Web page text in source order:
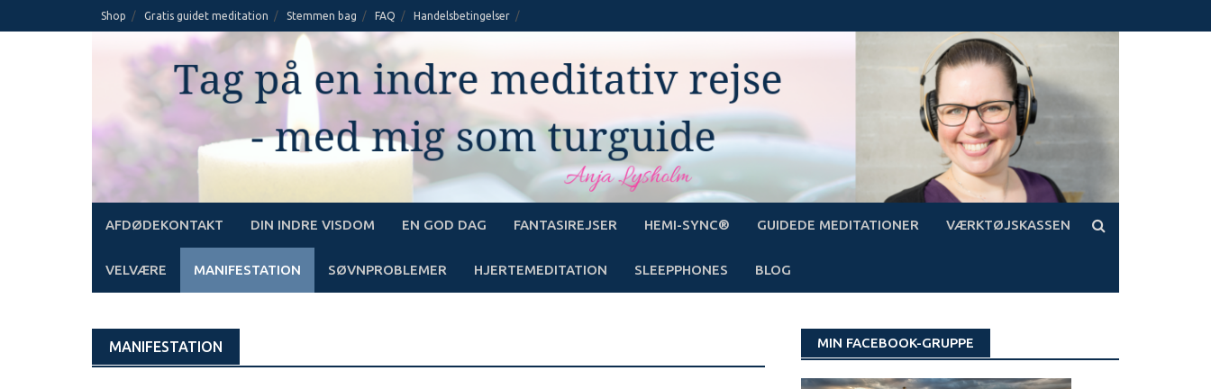
to
Shop Gratis guidet meditation Stemmen bag FAQ Handelsbetingelser
AFDØDEKONTAKT DIN INDRE VISDOM EN GOD DAG FANTASIREJSER HEMI-SYNC® GUIDEDE MEDITATIONER VÆRKTØJSKASSEN
VELVÆRE MANIFESTATION SØVNPROBLEMER HJERTEMEDITATION SLEEPPHONES BLOG
MANIFESTATION MIN FACEBOOK-GRUPPE